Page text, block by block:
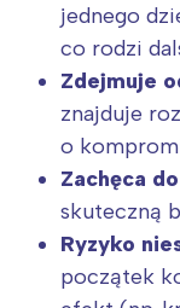
jednego
co rodzi
Zdejmuje
znajduje
o
Zachęca
skuteczną
Ryzyko
początek